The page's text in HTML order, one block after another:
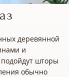
деревянной
и
шторы
обычно